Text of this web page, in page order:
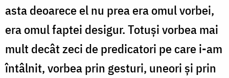
asta deoarece el nu prea era omul vorbei,
era omul faptei desigur. Totuși vorbea mai
mult decât zeci de predicatori pe care i-am
întâlnit, vorbea prin gesturi, uneori și prin